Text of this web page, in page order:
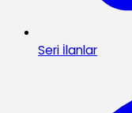
Seri İlanlar